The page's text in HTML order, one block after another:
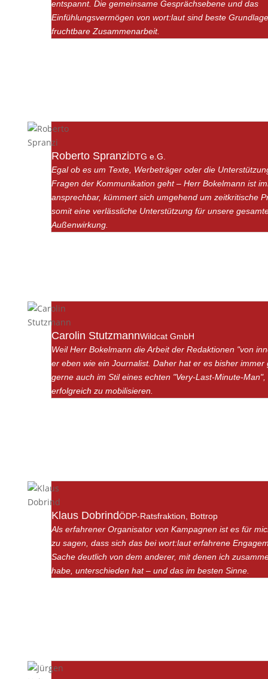
entspannt. Die gemeinsame Gesprächsebene und das
Einfühlungsvermögen von wort:laut sind beste
fruchtbare Zusammenarbeit.
Roberto SpranziDTG e.G.
Egal ob es um Texte, Werbeträger oder die
Fragen der Kommunikation geht – Herr Bokelmann ist
ansprechbar, kümmert sich umgehend um zeitkritische
somit eine verlässliche Unterstützung für unsere
Außenwirkung.
Carolin StutzmannWildcat GmbH
Weil Herr Bokelmann die Arbeit der Redaktionen "von
er eben wie ein Journalist. Daher hat er es bisher immer
gerne auch im Stil eines echten "Very-Last-Minute-Man",
erfolgreich zu mobilisieren.
Klaus DobrindÖDP-Ratsfraktion, Bottrop
Als erfahrener Organisator von Kampagnen ist es für
zu sagen, dass sich das bei wort:laut erfahrene
Sache deutlich von dem anderer, mit denen ich
habe, unterschieden hat – und das im besten Sinne.